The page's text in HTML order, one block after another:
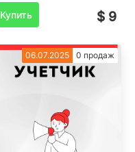
Купить
$ 9
06.07.2025 0 продаж